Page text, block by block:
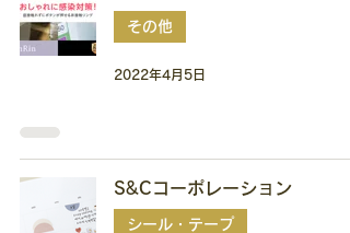
その他
2022年4月5日
S&Cコーポレーション
シール・テープ